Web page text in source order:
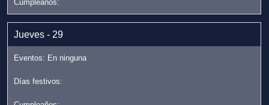
Jueves - 29